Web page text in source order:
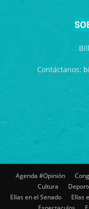
Contáctanos:
Agenda #Opinión
Cultura
Ellas en el Senado
Ellas